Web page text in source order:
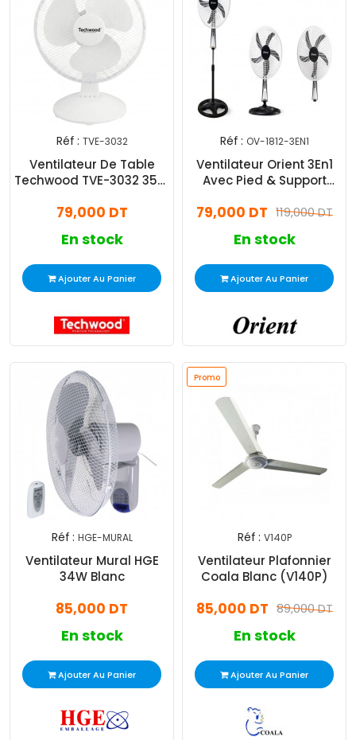
Réf : TVE-3032
Ventilateur De Table
Techwood TVE-3032 35W
79,000 DT
En stock
Ajouter Au Panier
Réf : OV-1812-3EN1
Ventilateur Orient 3En1
Avec Pied & Support
119,000 DT
79,000 DT
En stock
Ajouter Au Panier
Réf : HGE-MURAL
Ventilateur Mural HGE
34W Blanc
85,000 DT
En stock
Ajouter Au Panier
Promo
Réf : V140P
Ventilateur Plafonnier
Coala Blanc (V140P)
89,000 DT
85,000 DT
En stock
Ajouter Au Panier